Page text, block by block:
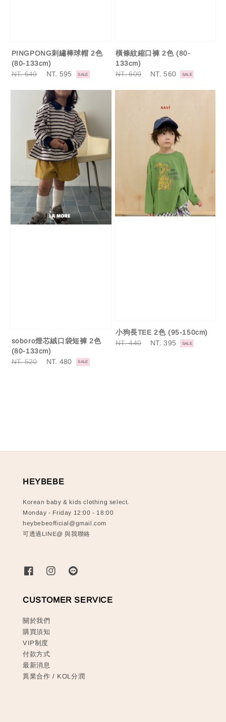
PINGPONG刺繡棒球帽 2色
(80-133cm)
Regular
NT. 640
Sale
NT. 595 SALE
橫條紋縮口褲 2色 (80-
133cm)
Regular
NT. 600
Sale
NT. 560 SALE
soboro燈芯絨口袋短褲 2色
(80-133cm)
Regular
NT. 520
Sale
NT. 480 SALE
小狗長TEE 2色 (95-150cm)
Regular
NT. 440
Sale
NT. 395 SALE
HEYBEBE
Korean baby & kids clothing select.
Monday - Friday 12:00 - 18:00
heybebeofficial@gmail.com
可透過LINE@ 與我聯絡
CUSTOMER SERVICE
關於我們
購買須知
VIP制度
付款方式
最新消息
異業合作 / KOL分潤